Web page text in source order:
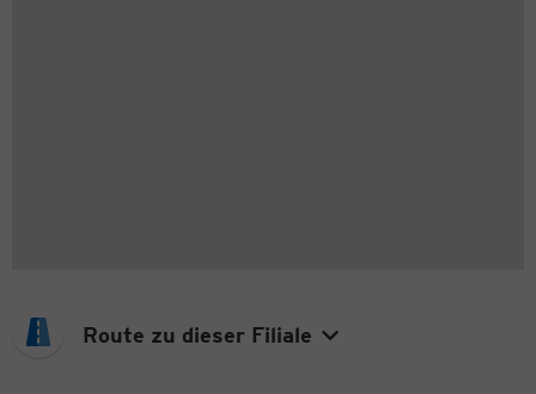
Route zu dieser Filiale